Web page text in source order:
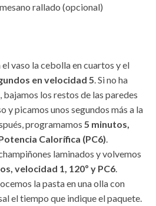
rallado (opcional)
vaso la cebolla en cuartos y el
en velocidad 5. Si no ha
los restos de las paredes
y picamos unos segundos más a la
programamos 5 minutos,
Calorífica (PC6).
laminados y volvemos
velocidad 1, 120º y PC6.
la pasta en una olla con
el tiempo que indique el paquete.